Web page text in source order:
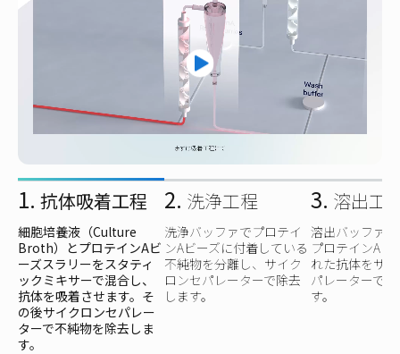
抗体吸着工程
細胞培養液（Culture
Broth）とプロテインAビ
ーズスラリーをスタティ
ックミキサーで混合し、
抗体を吸着させます。そ
の後サイクロンセパレー
ターで不純物を除去しま
す。
洗浄工程
洗浄バッファでプロテイ
ンAビーズに付着している
不純物を分離し、サイク
ロンセパレーターで除去
します。
溶出工
溶出バッファ
プロテインAビ
れた抗体をサ
パレーターで
す。